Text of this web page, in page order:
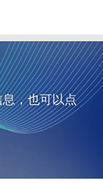
，也可以点